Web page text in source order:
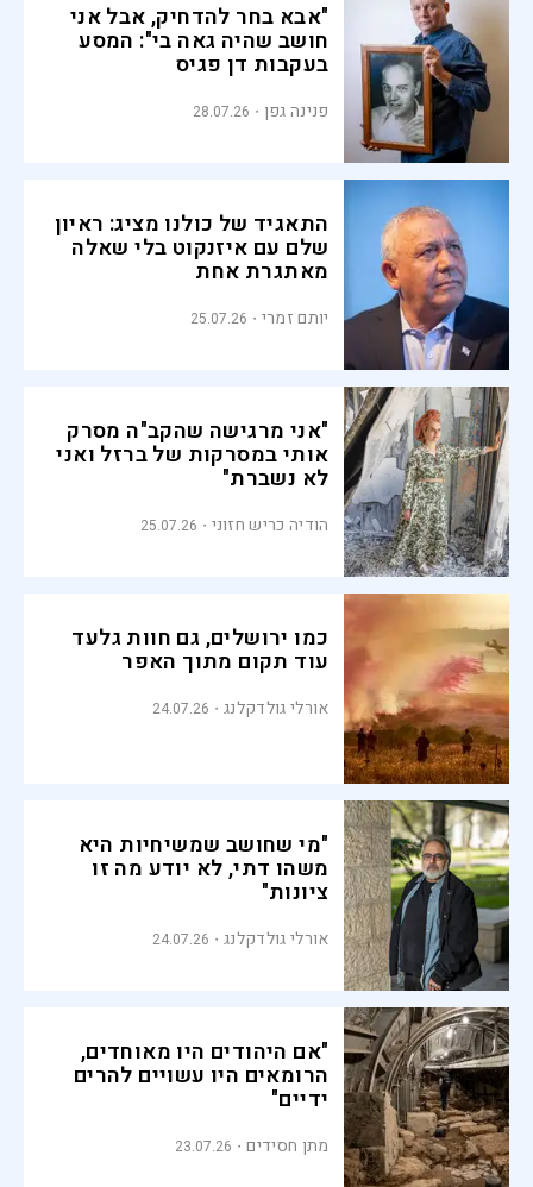
"אבא בחר להדחיק, אבל אני
חושב שהיה גאה בי": המסע
בעקבות דן פגיס
פנינה גפן 28.07.26
התאגיד של כולנו מציג: ראיון
שלם עם איזנקוט בלי שאלה
מאתגרת אחת
יותם זמרי 25.07.26
"אני מרגישה שהקב"ה מסרק
אותי במסרקות של ברזל ואני
לא נשברת"
הודיה כריש חזוני 25.07.26
כמו ירושלים, גם חוות גלעד
עוד תקום מתוך האפר
אורלי גולדקלנג 24.07.26
"מי שחושב שמשיחיות היא
משהו דתי, לא יודע מה זו
ציונות"
אורלי גולדקלנג 24.07.26
"אם היהודים היו מאוחדים,
הרומאים היו עשויים להרים
ידיים"
מתן חסידים 23.07.26